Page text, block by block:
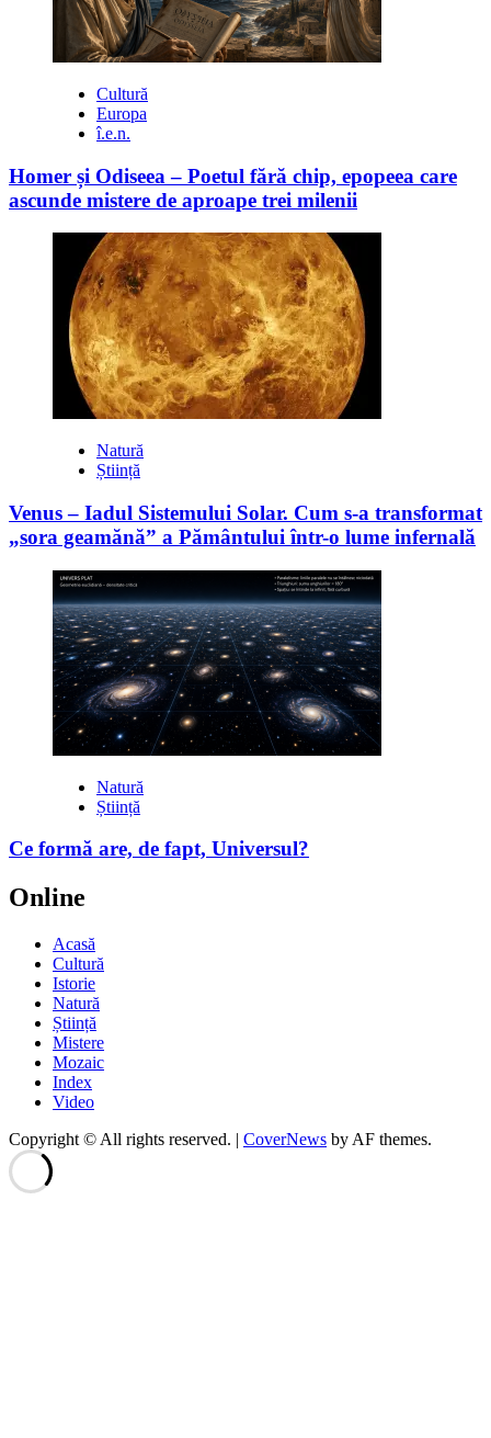
Cultură
Europa
î.e.n.
Homer și Odiseea – Poetul fără chip, epopeea care
ascunde mistere de aproape trei milenii
Natură
Știință
Venus – Iadul Sistemului Solar. Cum s-a transformat
„sora geamănă” a Pământului într-o lume infernală
Natură
Știință
Ce formă are, de fapt, Universul?
Online
Acasă
Cultură
Istorie
Natură
Știință
Mistere
Mozaic
Index
Video
Copyright © All rights reserved. | CoverNews by AF themes.